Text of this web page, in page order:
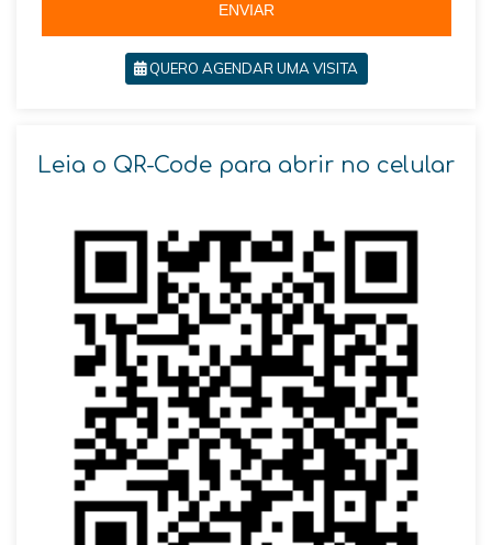
ENVIAR
QUERO AGENDAR UMA VISITA
Leia o QR-Code para abrir no celular